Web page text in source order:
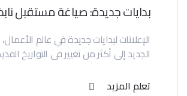
بدايات جديدة: صياغة مستقبل نابض
الإعلانات لبدايات جديدة في عالم
الجديد إلى أكثر من تغيير في التواريخ
تعلم المزيد